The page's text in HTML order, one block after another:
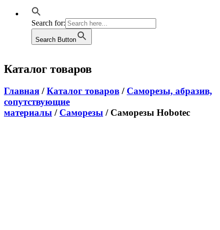
Search for:
Search Button
Каталог товаров
Главная /Каталог товаров / Саморезы, абразив,
сопутствующие
материалы / Саморезы / Саморезы Hobotec